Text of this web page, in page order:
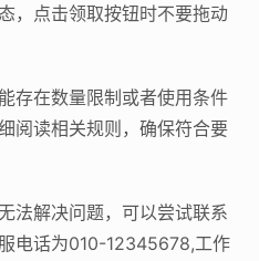
，点击领取按钮时不要拖动
存在数量限制或者使用条件
阅读相关规则，确保符合要
法解决问题，可以尝试联系
电话为010-12345678,工作